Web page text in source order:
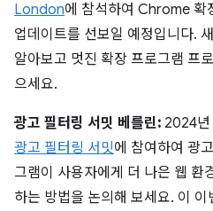
London에 참석하여 Chrome 확
업데이트를 선보일 예정입니다.
알아보고 멋진 확장 프로그램 프
으세요.
광고 필터링 서밋 베를린: 2024년
광고 필터링 서밋에 참여하여 광
그램이 사용자에게 더 나은 웹 환
하는 방법을 논의해 보세요. 이